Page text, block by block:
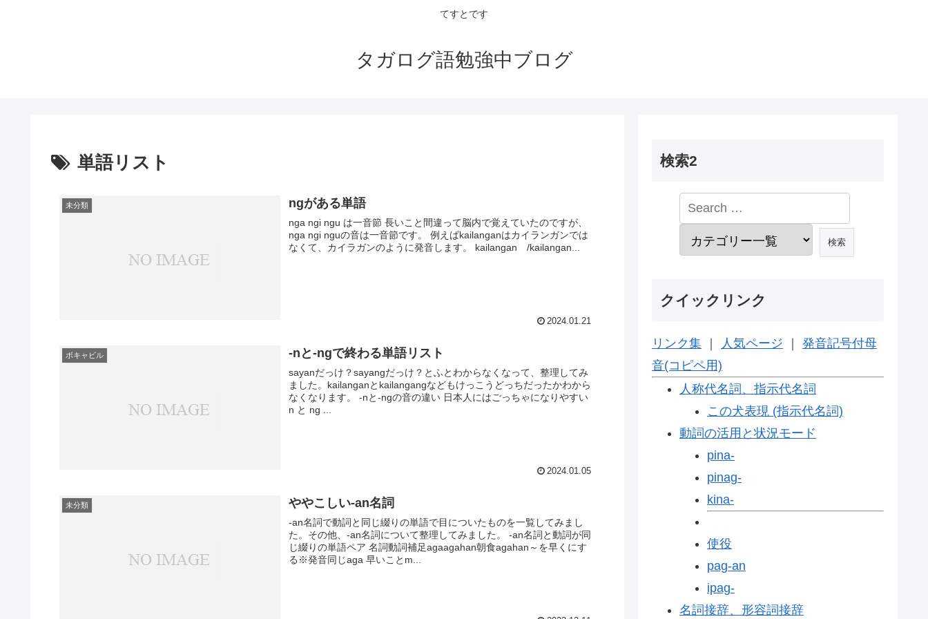
てすとです
タガログ語勉強中ブログ
単語リスト
未分類 ngがある単語
nga ngi ngu は一音節 長いこと間違って脳内で覚えていたのですが、
nga ngi nguの音は一音節です。 例えばkailanganはカイランガンでは
なくて、カイラガンのように発音します。 kailangan /kailangan...
2024.01.21
ボキャビル -nと-ngで終わる単語リスト
sayanだっけ？sayangだっけ？とふとわからなくなって、整理してみ
ました。kailanganとkailangangなどもけっこうどっちだったかわから
なくなります。 -nと-ngの音の違い 日本人にはごっちゃになりやすい
n と ng ...
2024.01.05
未分類 ややこしい-an名詞
-an名詞で動詞と同じ綴りの単語で目についたものを一覧してみまし
た。その他、-an名詞について整理してみました。 -an名詞と動詞が同
じ綴りの単語ペア 名詞動詞補足agaagahan朝食agahan～を早くにす
る※発音同じaga 早いことm...
検索2
クイックリンク
リンク集 人気ページ
発音記号付母
音(コピペ用)
人称代名詞、指示代名詞
この犬表現 (指示代名詞)
動詞の活用と状況モード
pina-
pinag-
kina-
使役
pag-an
ipag-
名詞接辞、形容詞接辞